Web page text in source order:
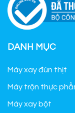
DANH MỤC
Máy xay đùn thịt
Máy trộn thực
Máy xay bột